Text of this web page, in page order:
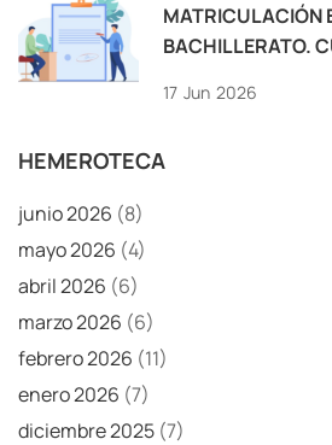
MATRICULACIÓN
BACHILLERATO.
17 Jun 2026
HEMEROTECA
junio 2026 (8)
mayo 2026 (4)
abril 2026 (6)
marzo 2026 (6)
febrero 2026 (11)
enero 2026 (7)
diciembre 2025 (7)